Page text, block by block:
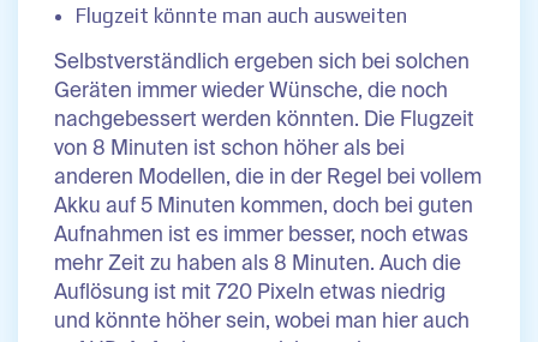
Flugzeit könnte man auch ausweiten
Selbstverständlich ergeben sich bei solchen
Geräten immer wieder Wünsche, die noch
nachgebessert werden könnten. Die Flugzeit
von 8 Minuten ist schon höher als bei
anderen Modellen, die in der Regel bei vollem
Akku auf 5 Minuten kommen, doch bei guten
Aufnahmen ist es immer besser, noch etwas
mehr Zeit zu haben als 8 Minuten. Auch die
Auflösung ist mit 720 Pixeln etwas niedrig
und könnte höher sein, wobei man hier auch